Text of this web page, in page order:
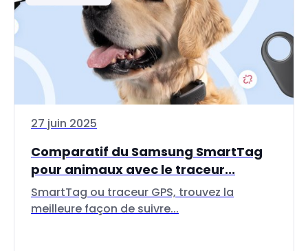
27 juin 2025
Comparatif du Samsung SmartTag
pour animaux avec le traceur...
SmartTag ou traceur GPS, trouvez la
meilleure façon de suivre...